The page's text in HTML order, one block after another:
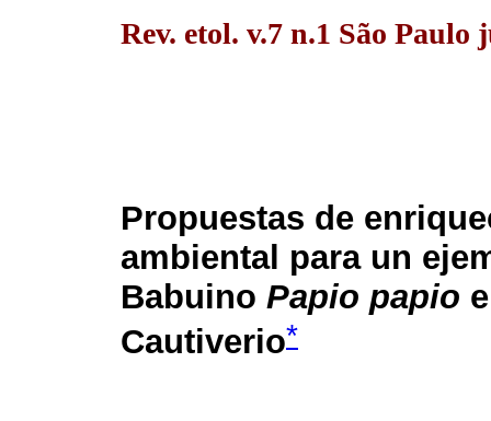
Rev. etol. v.7 n.1 São Paulo
Propuestas de
ambiental para un
Babuino Papio papio
Cautiverio*